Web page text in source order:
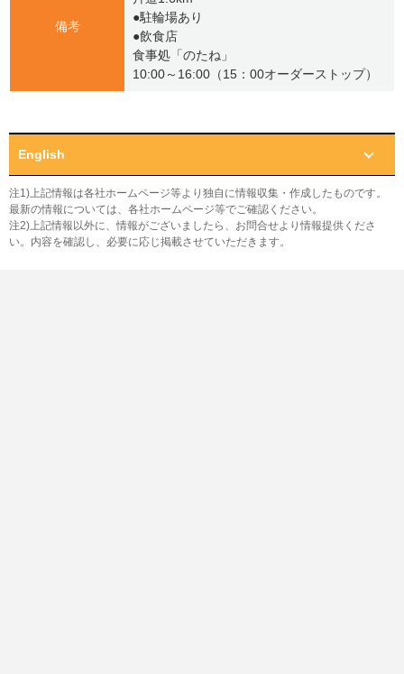
備考
●駐輪場あり
●飲食店
食事処「のたね」
10:00～16:00（15：00オーダーストップ）
English
注1)上記情報は各社ホームページ等より独自に情報収集・作成したものです。
最新の情報については、各社ホームページ等でご確認ください。
注2)上記情報以外に、情報がございましたら、お問合せより情報提供くださ
い。内容を確認し、必要に応じ掲載させていただきます。